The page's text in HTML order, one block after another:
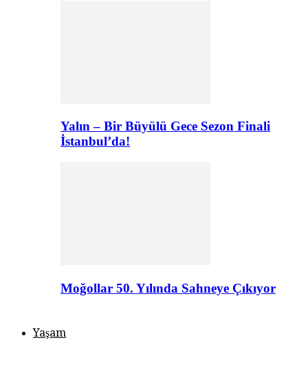
Yalın – Bir Büyülü Gece Sezon Finali
İstanbul’da!
Moğollar 50. Yılında Sahneye Çıkıyor
Yaşam